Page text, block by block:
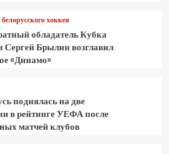
хоккея
обладатель Кубка
Сергей Брылин возглавил
«Динамо»
поднялась на две
в рейтинге УЕФА после
матчей клубов